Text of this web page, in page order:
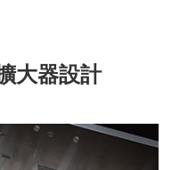
大器設計